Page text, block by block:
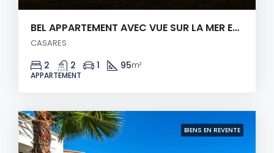
BEL APPARTEMENT AVEC VUE SUR LA MER ET LE GOLF
CASARES
2 2 1 95m²
APPARTEMENT
BIENS EN REVENTE